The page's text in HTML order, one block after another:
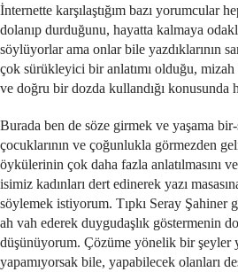
İnternette karşılaştığım bazı yorumcular
dolanıp durduğunu, hayatta kalmaya odaklı
söylüyorlar ama onlar bile yazdıklarının
çok sürükleyici bir anlatımı olduğu,
ve doğru bir dozda kullandığı konusunda
Burada ben de söze girmek ve yaşama bir-
çocuklarının ve çoğunlukla görmezden
öykülerinin çok daha fazla anlatılmasını
isimiz kadınları dert edinerek yazı
söylemek istiyorum. Tıpkı Seray Şahiner
ah vah ederek duygudaşlık göstermenin
düşünüyorum. Çözüme yönelik bir şeyler
yapamıyorsak bile, yapabilecek olanları